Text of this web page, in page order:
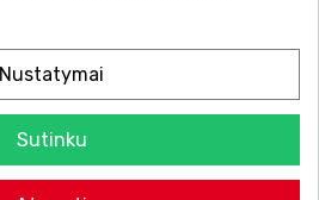
Nustatymai
Sutinku